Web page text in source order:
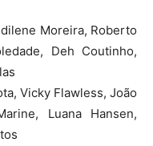
Moreira, Roberto
Deh Coutinho,
Vicky Flawless, João
Luana Hansen,